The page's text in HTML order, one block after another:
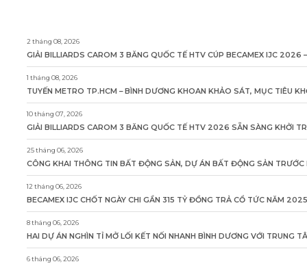
2 tháng 08, 2026
GIẢI BILLIARDS CAROM 3 BĂNG QUỐC TẾ HTV CÚP BECAMEX IJC 2026
1 tháng 08, 2026
TUYẾN METRO TP.HCM – BÌNH DƯƠNG KHOAN KHẢO SÁT, MỤC TIÊU
10 tháng 07, 2026
GIẢI BILLIARDS CAROM 3 BĂNG QUỐC TẾ HTV 2026 SẴN SÀNG KHỞI
25 tháng 06, 2026
CÔNG KHAI THÔNG TIN BẤT ĐỘNG SẢN, DỰ ÁN BẤT ĐỘNG SẢN
12 tháng 06, 2026
BECAMEX IJC CHỐT NGÀY CHI GẦN 315 TỶ ĐỒNG TRẢ CỔ TỨC NĂM 2025
8 tháng 06, 2026
HAI DỰ ÁN NGHÌN TỈ MỞ LỐI KẾT NỐI NHANH BÌNH DƯƠNG VỚI TRUNG
6 tháng 06, 2026